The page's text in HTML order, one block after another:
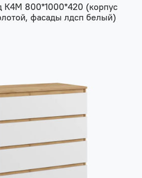
800*1000*420 (корпус
фасады лдсп белый)